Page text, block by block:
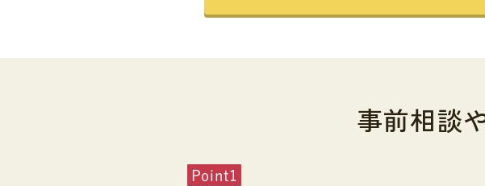
事前相談
Point1